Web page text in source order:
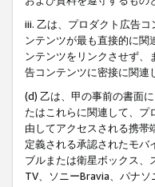
iii. 乙は、プロダクト広告
ンテンツが最も直接的に関
ンテンツをリンクさせず、
告コンテンツに密接に関連
(d) 乙は、甲の事前の書面
たはこれらに関連して、プ
由してアクセスされる携帯
定義される承認されたモバ
ブルまたは衛星ボックス
TV、ソニーBravia、パナ